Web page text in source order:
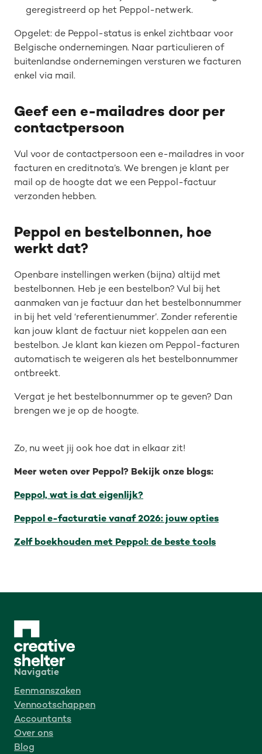
geregistreerd op het Peppol-netwerk.
Opgelet: de Peppol-status is enkel zichtbaar voor
Belgische ondernemingen. Naar particulieren of
buitenlandse ondernemingen versturen we facturen
enkel via mail.
Geef een e-mailadres door per
contactpersoon
Vul voor de contactpersoon een e-mailadres in voor
facturen en creditnota’s. We brengen je klant per
mail op de hoogte dat we een Peppol-factuur
verzonden hebben.
Peppol en bestelbonnen, hoe
werkt dat?
Openbare instellingen werken (bijna) altijd met
bestelbonnen. Heb je een bestelbon? Vul bij het
aanmaken van je factuur dan het bestelbonnummer
in bij het veld ‘referentienummer’. Zonder referentie
kan jouw klant de factuur niet koppelen aan een
bestelbon. Je klant kan kiezen om Peppol-facturen
automatisch te weigeren als het bestelbonnummer
ontbreekt.
Vergat je het bestelbonnummer op te geven? Dan
brengen we je op de hoogte.
Zo, nu weet jij ook hoe dat in elkaar zit!
Meer weten over Peppol? Bekijk onze blogs:
Peppol, wat is dat eigenlijk?
Peppol e-facturatie vanaf 2026: jouw opties
Zelf boekhouden met Peppol: de beste tools
Navigatie
Eenmanszaken
Vennootschappen
Accountants
Over ons
Blog